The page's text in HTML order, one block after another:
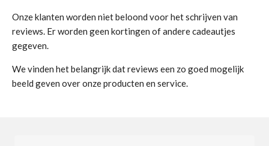
Onze klanten worden niet beloond voor het schrijven van
reviews. Er worden geen kortingen of andere cadeautjes
gegeven.
We vinden het belangrijk dat reviews een zo goed mogelijk
beeld geven over onze producten en service.